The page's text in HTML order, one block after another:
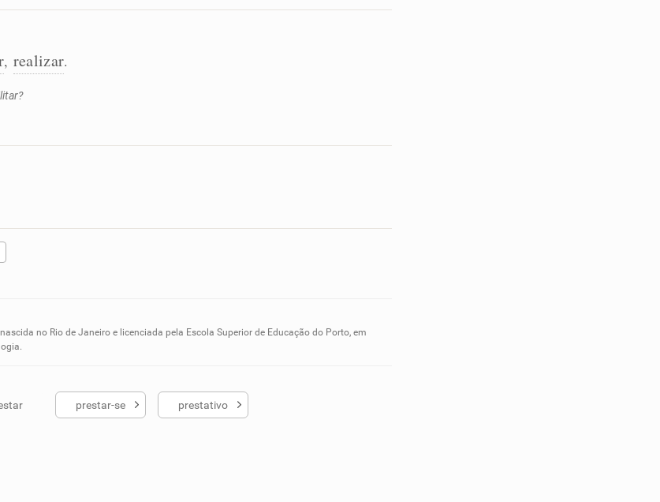
, realizar.
no Rio de Janeiro e licenciada pela Escola Superior de Educação do Porto, em
prestar-se prestativo